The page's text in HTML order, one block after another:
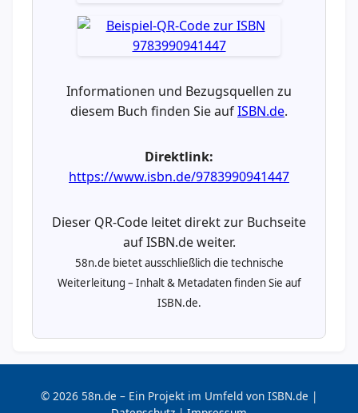
Informationen und Bezugsquellen zu
diesem Buch finden Sie aufISBN.de.
Direktlink:
https://www.isbn.de/9783990941447
Dieser QR-Code leitet direkt zur Buchseite
auf ISBN.de weiter.
58n.de bietet ausschließlich die technische
Weiterleitung – Inhalt & Metadaten finden Sie auf
ISBN.de.
© 2026 58n.de – Ein Projekt im Umfeld von ISBN.de |